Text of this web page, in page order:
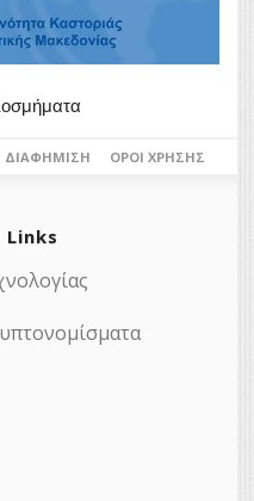
ΔΙΑΦΉΜΙΣΗ ΌΡΟΙ ΧΡΉΣΗΣ
Links